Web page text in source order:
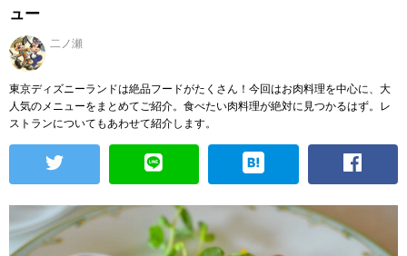
ュー
二ノ瀬
東京ディズニーランドは絶品フードがたくさん！今回はお肉料理を中心に、大
人気のメニューをまとめてご紹介。食べたい肉料理が絶対に見つかるはず。レ
ストランについてもあわせて紹介します。